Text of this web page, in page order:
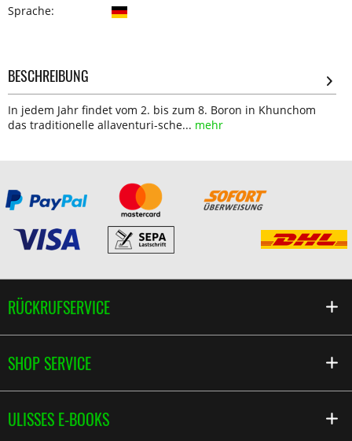
Sprache:
BESCHREIBUNG
In jedem Jahr findet vom 2. bis zum 8. Boron in Khunchom
das traditionelle allaventuri-sche... mehr
RÜCKRUFSERVICE
SHOP SERVICE
ULISSES E-BOOKS